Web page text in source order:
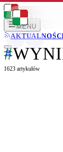
LEGIONISCI
MENU
#
1623 artykułów